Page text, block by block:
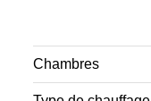
Chambres